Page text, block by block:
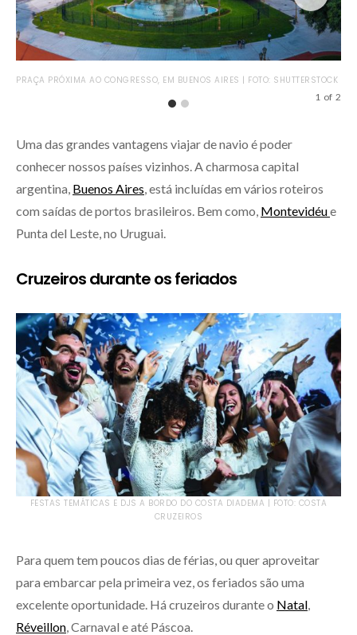
PRAÇA PRÓXIMA AO CONGRESSO, EM BUENOS AIRES | FOTO: SHUTTERSTOCK
1 of 2
Uma das grandes vantagens viajar de navio é poder
conhecer nossos países vizinhos. A charmosa capital
argentina, Buenos Aires, está incluídas em vários roteiros
com saídas de portos brasileiros. Bem como, Montevidéue
Punta del Leste, no Uruguai.
Cruzeiros durante os feriados
FESTAS TEMÁTICAS E DJS A BORDO DO COSTA DIADEMA | FOTO: COSTA
CRUZEIROS
Para quem tem poucos dias de férias, ou quer aproveitar
para embarcar pela primeira vez, os feriados são uma
excelente oportunidade. Há cruzeiros durante o Natal
Réveillon , Carnaval e até Páscoa.